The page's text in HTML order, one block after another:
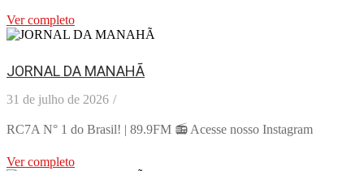
Ver completo
JORNAL DA MANAHÃ
31 de julho de 2026 /
RC7A N° 1 do Brasil! | 89.9FM 📻 Acesse nosso Instagram
Ver completo